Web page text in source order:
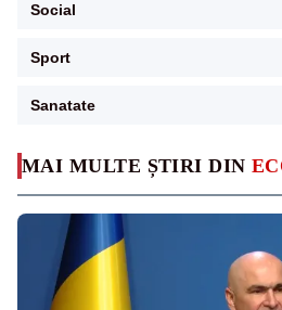
MAI MULTE ȘTIRI DIN
Social
Sport
Sanatate